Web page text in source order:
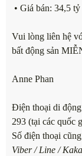
• Giá bán: 34,5
Vui lòng liên hệ
bất động sản
Anne Phan
Điện thoại di
293 (tại các quốc
Số điện thoại
Viber / Line /